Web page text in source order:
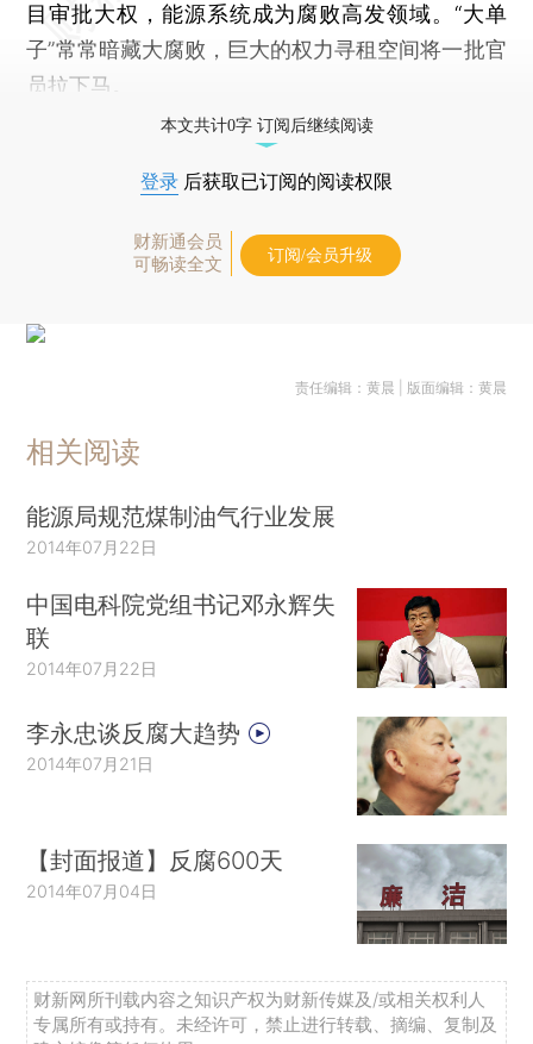
目审批大权，能源系统成为腐败高发领域。“大单
子”常常暗藏大腐败，巨大的权力寻租空间将一批官
员拉下马。
本文共计0字 订阅后继续阅读
登录 后获取已订阅的阅读权限
财新通会员
可畅读全文
订阅/会员升级
责任编辑：黄晨 | 版面编辑：黄晨
相关阅读
能源局规范煤制油气行业发展
2014年07月22日
中国电科院党组书记邓永辉失
联
2014年07月22日
李永忠谈反腐大趋势
2014年07月21日
【封面报道】反腐600天
2014年07月04日
财新网所刊载内容之知识产权为财新传媒及/或相关权利人
专属所有或持有。未经许可，禁止进行转载、摘编、复制及